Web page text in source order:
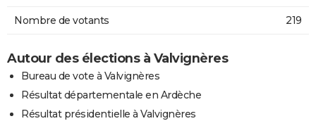
Nombre de votants 219
Autour des élections à Valvignères
Bureau de vote à Valvignères
Résultat départementale en Ardèche
Résultat présidentielle à Valvignères